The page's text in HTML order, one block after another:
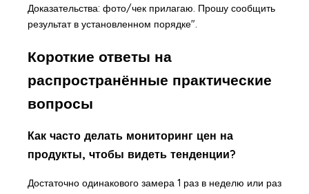
Доказательства: фото/чек прилагаю. Прошу сообщить
результат в установленном порядке".
Короткие ответы на
распространённые практические
вопросы
Как часто делать мониторинг цен на
продукты, чтобы видеть тенденции?
Достаточно одинакового замера 1 раз в неделю или раз